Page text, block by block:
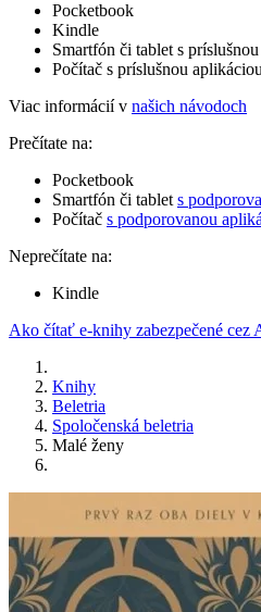
Pocketbook
Kindle
Smartfón či tablet s
Počítač s príslušnou aplikáciou
Viac informácií v našich návodoch
Prečítate na:
Pocketbook
Smartfón či tablet s
Počítač s podporovanou
Neprečítate na:
Kindle
Ako čítať e-knihy zabezpečené cez
Knihy
Beletria
Spoločenská beletria
Malé ženy